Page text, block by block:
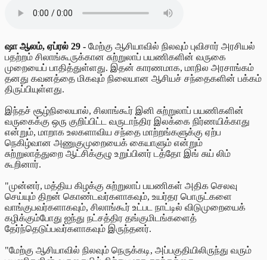
ஷாஆலம், ஏப்ரல் 29 - மேற்கு ஆசியாவில் நிலவும் புவிசார் அரசியல்
பதற்றம் சிலாங்கூருக்கான சுற்றுலாப் பயணிகளின் வருகை
முறையைப் பாதித்துள்ளது. இதன் காரணமாக, மாநில அரசாங்கம்
தனது கவனத்தை மிகவும் நிலையான ஆசியச் சந்தைகளின் பக்கம்
திருப்பியுள்ளது.
இந்தச் சூழ்நிலையால், சிலாங்கூர் இனி சுற்றுலாப் பயணிகளின்
வருகைக்கு ஒரு குறிப்பிட்ட வருடாந்திர இலக்கை நிர்ணயிக்காது
என்றும், மாறாக உலகளாவிய சந்தை மாற்றங்களுக்கு ஏற்ப
நெகிழ்வான அணுகுமுறையைக் கையாளும் என்றும்
சுற்றுலாத்துறை ஆட்சிக்குழு உறுப்பினர் டத்தோ இங் சுய் லிம்
கூறினார்.
"முன்னர், மத்திய கிழக்கு சுற்றுலாப் பயணிகள் அதிக செலவு
செய்யும் திறன் கொண்டவர்களாகவும், உயர்தர பொருட்களை
வாங்குபவர்களாகவும், சிலாங்கூர் உட்பட நாட்டில் விடுமுறையைக்
கழிக்கும்போது ஐந்து நட்சத்திர தங்குமிடங்களைத்
தேர்ந்தெடுப்பவர்களாகவும் இருந்தனர்.
"மேற்கு ஆசியாவில் நிலவும் நெருக்கடி, அப்பகுதியிலிருந்து வரும்